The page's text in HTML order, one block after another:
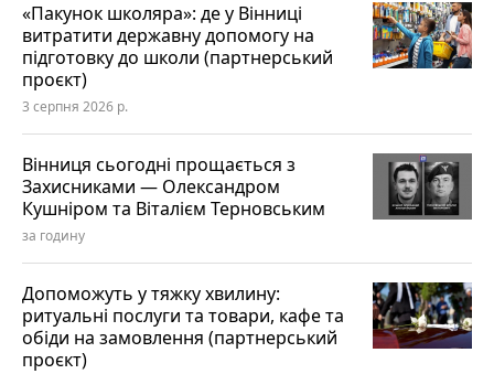
«Пакунок школяра»: де у Вінниці
витратити державну допомогу на
підготовку до школи (партнерський
проєкт)
3 серпня 2026 р.
Вінниця сьогодні прощається з
Захисниками — Олександром
Кушніром та Віталієм Терновським
за годину
Допоможуть у тяжку хвилину:
ритуальні послуги та товари, кафе та
обіди на замовлення (партнерський
проєкт)